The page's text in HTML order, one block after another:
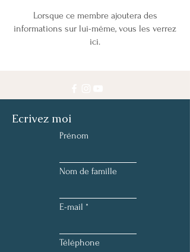
Lorsque ce membre ajoutera des
informations sur lui-même, vous les verrez
ici.
Ecrivez moi
Prénom
Nom de famille
E-mail
Téléphone